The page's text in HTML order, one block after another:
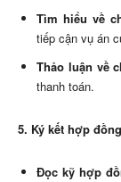
Tìm hiểu về
tiếp cận vụ án
Thảo luận về
thanh toán.
5. Ký kết hợp
Đọc kỹ hợp